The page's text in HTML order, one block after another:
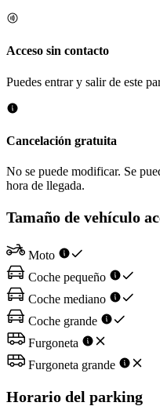
Acceso sin contacto
Puedes entrar y salir de este
Cancelación gratuita
No se puede modificar. Se
hora de llegada.
Tamaño de vehículo
Moto
Coche pequeño
Coche mediano
Coche grande
Furgoneta
Furgoneta grande
Horario del parking